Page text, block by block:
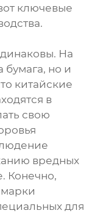
ключевые
На
бумага, но и
китайские
в
свою
вредных
Конечно,
для